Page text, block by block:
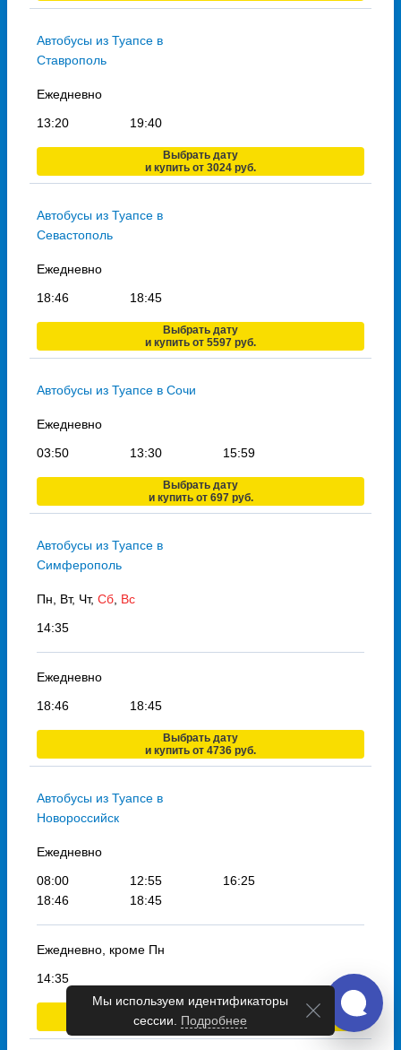
Автобусы из Туапсе в
Ставрополь
Ежедневно
13:20
19:40
Выбрать дату
и купить от 3024 руб.
Автобусы из Туапсе в
Севастополь
Ежедневно
18:46
18:45
Выбрать дату
и купить от 5597 руб.
Автобусы из Туапсе в Сочи
Ежедневно
03:50
13:30 15:59
Выбрать дату
и купить от 697 руб.
Автобусы из Туапсе в
Симферополь
Пн, Вт, Чт, Сб Вс
14:35
Ежедневно
18:46
18:45
Выбрать дату
и купить от 4736 руб.
Автобусы из Туапсе в
Новороссийск
Ежедневно
08:00
12:55
16:25
18:46
18:45
Ежедневно, кроме Пн
14:35
Выбрать дату
и купить от 1400 руб.
Мы используем идентификаторы
сессии. Подробнее